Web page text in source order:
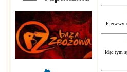
Pierwszy
Idąc tym